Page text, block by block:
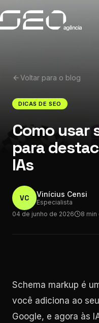
Voltar para o blog
DICAS DE SEO
Como usar
para
IAs
VC Vinícius Censi
Especialista
04 de junho de 2026
8 min
Schema markup é
você adiciona ao
Google, e agora às